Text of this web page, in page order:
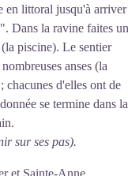
en littoral jusqu'à arriver
Dans la ravine faites un
piscine). Le sentier
anses (la
chacunes d'elles ont de
se termine dans la
sur ses pas).
et Sainte-Anne